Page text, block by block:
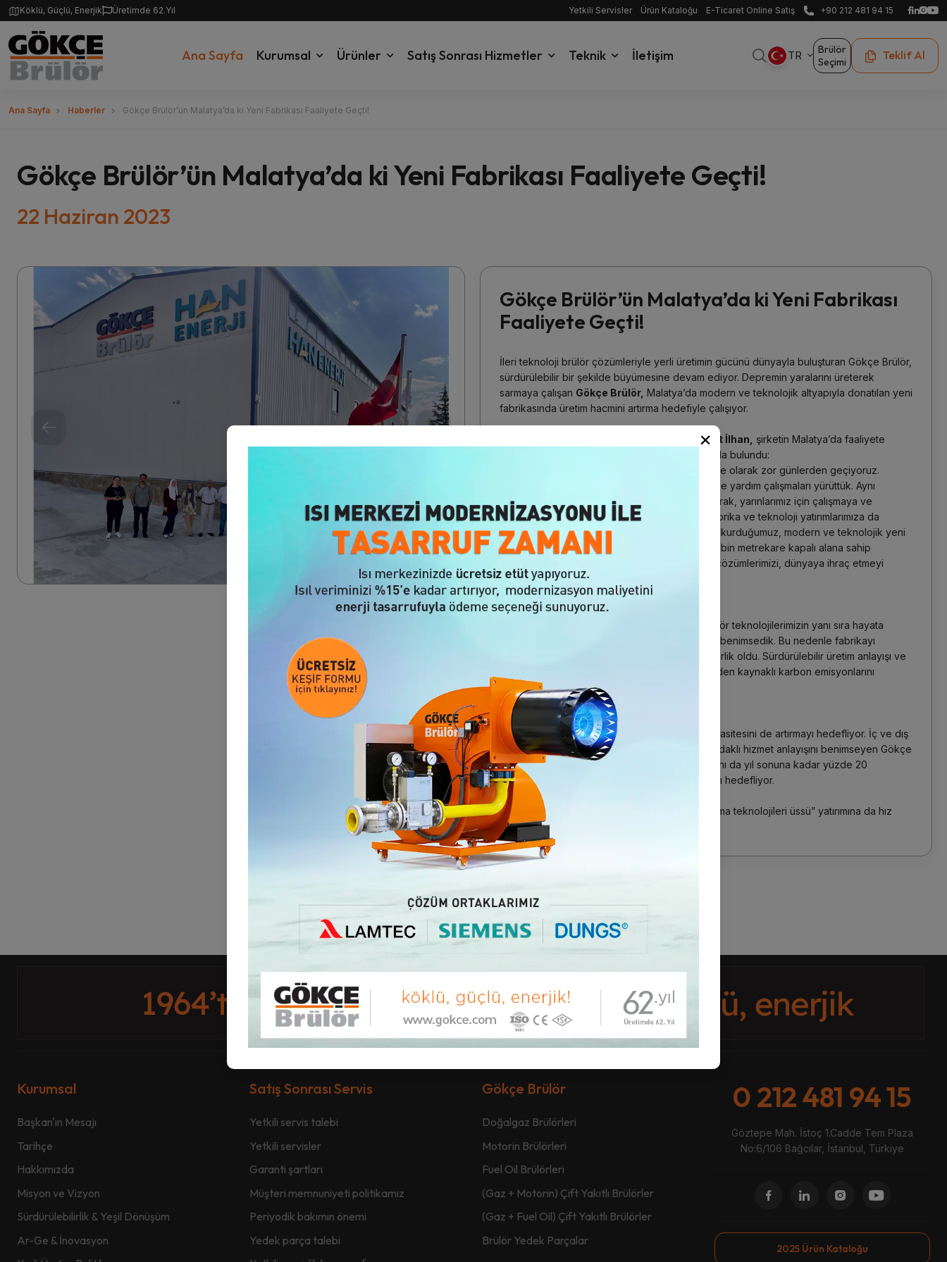
Köklü, Güçlü, Enerjik Üretimde 62.Yıl Yetkili Servisler Ürün Kataloğu E-Ticaret Online Satış +90 212 481 94 15
Ana Sayfa Kurumsal Ürünler Satış Sonrası Hizmetler Teknik İletişim TR
Brülör
Seçimi
Teklif Al
Ana Sayfa Haberler Gökçe Brülör’ün Malatya’da ki Yeni Fabrikası Faaliyete Geçti!
Gökçe Brülör’ün Malatya’da ki Yeni Fabrikası Faaliyete Geçti!
22 Haziran 2023
Gökçe Brülör’ün Malatya’da ki Yeni Fabrikası
Faaliyete Geçti!
İleri teknoloji brülör çözümleriyle yerli üretimin gücünü dünyayla buluşturan Gökçe Brülör,
sürdürülebilir bir şekilde büyümesine devam ediyor. Depremin yaralarını üreterek
sarmaya çalışan Gökçe Brülör, Malatya’da modern ve teknolojik altyapıyla donatılan yeni
fabrikasında üretim hacmini artırma hedefiyle çalışıyor.
Gökçe Brülör Yönetim Kurulu Başkanı Ahmet İlhan,
şirketin Malatya’da faaliyete
geçen yeni fabrikasıyla ilgili önemli açıklamalarda bulundu:
“Yaşadığımız deprem felaketlerinin ardından ülke olarak zor günlerden geçiyoruz.
Gökçe Brülör olarak, ilk günden itibaren bölgede yardım çalışmaları yürüttük. Aynı
zamanda çalışanlarımız için gerekli tedbirleri alarak, yarınlarımız için çalışmaya ve
üretmeye devam ettik. Hatta bu süreçte yeni fabrika ve teknoloji yatırımlarımıza da
aralıksız devam ettik.Malatya’de birinci OSB’de kurduğumuz, modern ve teknolojik yeni
fabrikamızyılın ikinci yarısında faaliyete geçti.
3 bin metrekare kapalı alana sahip
fabrikamızda ürettiğimiz ileri teknoloji brülörler çözümlerimizi, dünyaya ihraç etmeyi
hedefliyoruz.
“Odak noktamız sürdürülebilirlik”
eliştirdiğimiz çevreci brülör teknolojilerimizin yanı sıra hayata
geçirdiğimiz yatırımlarla da çevreci bir yaklaşım benimsedik. Bu nedenle fabrikayı
kurgularken de ana odak noktamız sürdürülebilirlik oldu. Sürdürülebilir üretim anlayışı ve
çevreci brülör teknolojilerimiz ile faaliyetlerimizden kaynaklı karbon emisyonlarını
düşürmek birincil önceliğimiz oldu” dedi.
Üretim kapasitesini artırmayı hedefliyor
Gökçe Brülör, yeni fabrika yatırımı ile üretim kapasitesini de artırmayı hedefliyor. İç ve dış
ticarette kalitesinden ödün vermeden müşteri odaklı hizmet anlayışını benimseyen Gökçe
Brülör, artan üretim kapasitesi ile birlikte ihracatını da yıl sonuna kadar yüzde 20
seviyelerinden yüzde 50 seviyelerine çıkarmayı hedefliyor.
Gökçe Brülör, aynı zamanda Malatya’da ki “yakma teknolojileri üssü” yatırımına da hız
kesmeden devam ediyor.
Kurumsal
Başkan'ın Mesajı
Tarihçe
Hakkımızda
Misyon ve Vizyon
Sürdürülebilirlik & Yeşil Dönüşüm
Ar-Ge & İnovasyon
Satış Sonrası Servis
Yetkili servis talebi
Yetkili servisler
Garanti şartları
Müşteri memnuniyeti politikamız
Periyodik bakımın önemi
Yedek parça talebi
Gökçe Brülör
Doğalgaz Brülörleri
Motorin Brülörleri
Fuel Oil Brülörleri
(Gaz + Motorin) Çift Yakıtlı Brülörler
(Gaz + Fuel Oil) Çift Yakıtlı Brülörler
Brülör Yedek Parçalar
0 212 481 94 15
Göztepe Mah. İstoç 1.Cadde Tem Plaza
No:6/106 Bağcılar, İstanbul, Türkiye
2025 Ürün Kataloğu
×